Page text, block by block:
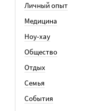
Личный опыт
Медицина
Ноу-хау
Общество
Отдых
Семья
События